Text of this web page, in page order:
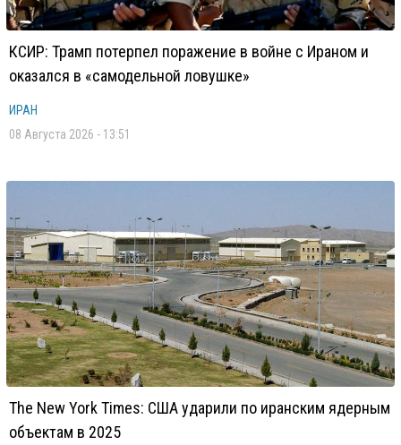
КСИР: Трамп потерпел поражение в войне с Ираном и
оказался в «самодельной ловушке»
ИРАН
08 Августа 2026 - 13:51
The New York Times: США ударили по иранским ядерным
объектам в 2025